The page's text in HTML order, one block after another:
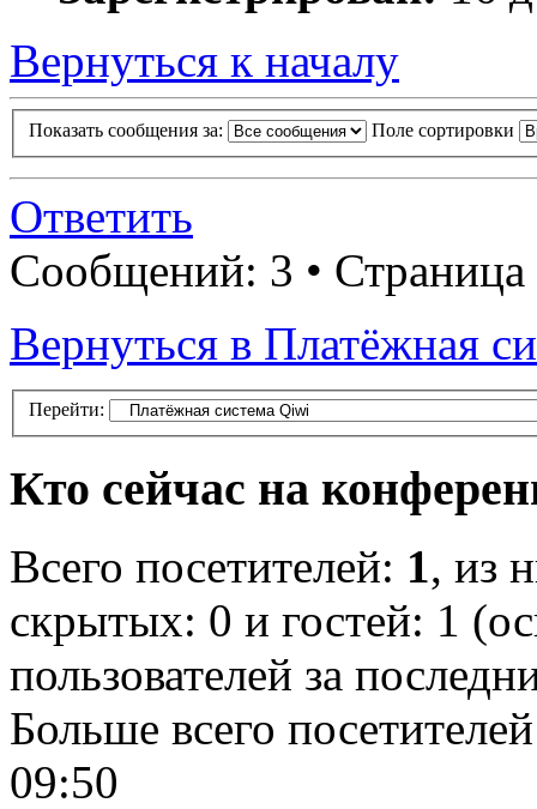
Вернуться к началу
Показать сообщения за: Поле сортировки
Ответить
Сообщений: 3 • Страница
Вернуться в Платёжная
Перейти:
Кто сейчас на
Всего посетителей: 1, из
скрытых: 0 и гостей: 1
пользователей за
Больше всего
09:50